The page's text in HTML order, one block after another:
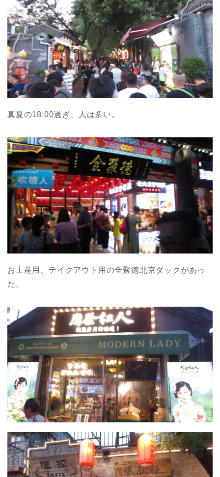
真夏の18:00過ぎ、人は多い。
お土産用、テイクアウト用の全聚徳北京ダックがあっ
た。